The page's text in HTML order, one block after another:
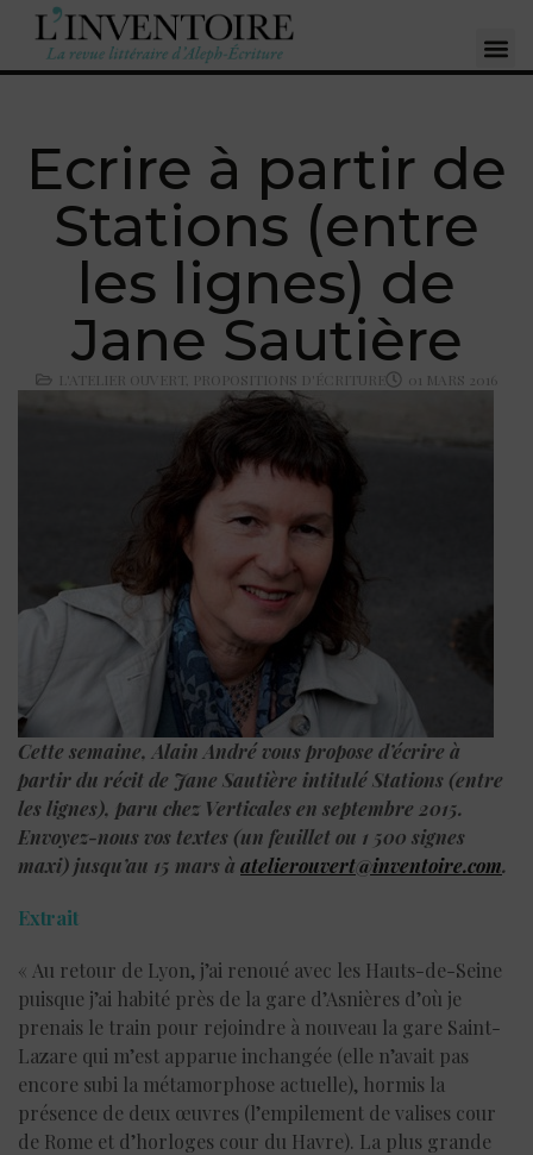
Ecrire à partir de
Stations (entre
les lignes) de
Jane Sautière
L'ATELIER OUVERT PROPOSITIONS D'ÉCRITURE 01 MARS 2016
Cette semaine, Alain André vous propose d’écrire à
partir du récit de Jane Sautière intitulé Stations (entre
les lignes), paru chez Verticales en septembre 2015.
Envoyez-nous vos textes (un feuillet ou 1 500 signes
maxi) jusqu’au 15 mars à atelierouvert@inventoire.com.
Extrait
« Au retour de Lyon, j’ai renoué avec les Hauts-de-Seine
puisque j’ai habité près de la gare d’Asnières d’où je
prenais le train pour rejoindre à nouveau la gare Saint-
Lazare qui m’est apparue inchangée (elle n’avait pas
encore subi la métamorphose actuelle), hormis la
présence de deux œuvres (l’empilement de valises cour
de Rome et d’horloges cour du Havre). La plus grande